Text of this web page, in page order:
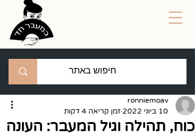
כוח, תהילה וגיל המעבר: העונה
ronniemoav
10 ביוני 2022
זמן קריאה 4 דקות